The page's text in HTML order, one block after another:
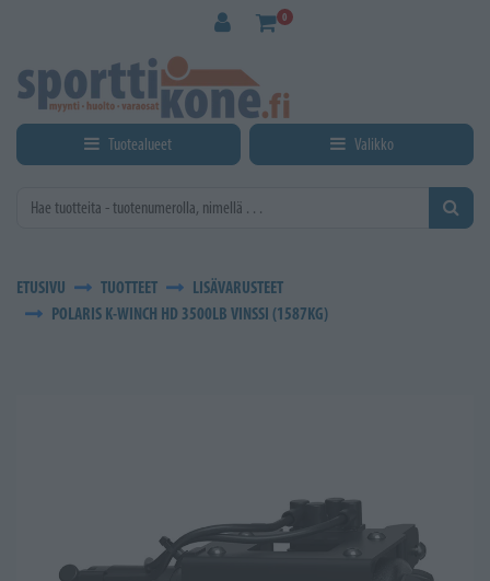
0
Tuotealueet Valikko
ETUSIVU TUOTTEET
LISÄVARUSTEET
POLARIS K-WINCH HD 3500LB VINSSI (1587KG)